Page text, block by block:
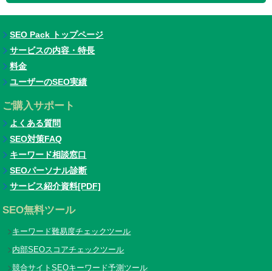
SEO Pack トップページ
サービスの内容・特長
料金
ユーザーのSEO実績
ご購入サポート
よくある質問
SEO対策FAQ
キーワード相談窓口
SEOパーソナル診断
サービス紹介資料[PDF]
SEO無料ツール
キーワード難易度チェックツール
内部SEOスコアチェックツール
競合サイトSEOキーワード予測ツール